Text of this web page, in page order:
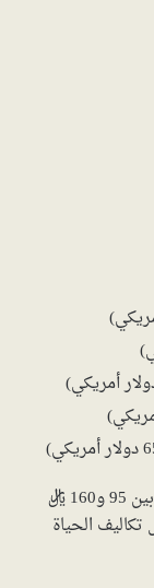
بالتالي، يتراوح مجموع فواتير الخدمات المنزلية بين 95 و160 ريال
تكاليف الحياة